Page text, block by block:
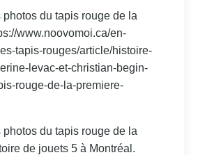
du tapis rouge de la
www.noovomoi.ca/en-
tapis-rouges/article/histoire-
levac-et-christian-begin-
rouge-de-la-premiere-
du tapis rouge de la
de jouets 5 à Montréal.